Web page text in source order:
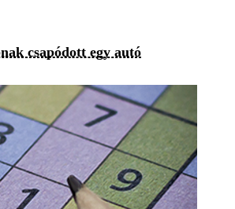
csapódott egy autó